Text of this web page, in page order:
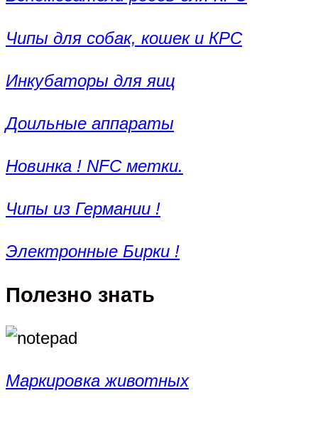
Чипы для собак, кошек и КРС
Инкубаторы для яиц
Доильные аппараты
Новинка ! NFC метки.
Чипы из Германии !
Электронные Бирки !
Полезно знать
Маркировка животных